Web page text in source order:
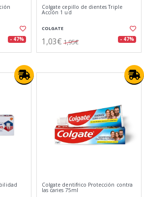
- 47%
Colgate cepillo de dientes Triple
Acción 1 ud
COLGATE
1,03€ 1,95€ - 47%
Colgate dentifrico Protección contra
las caries 75ml